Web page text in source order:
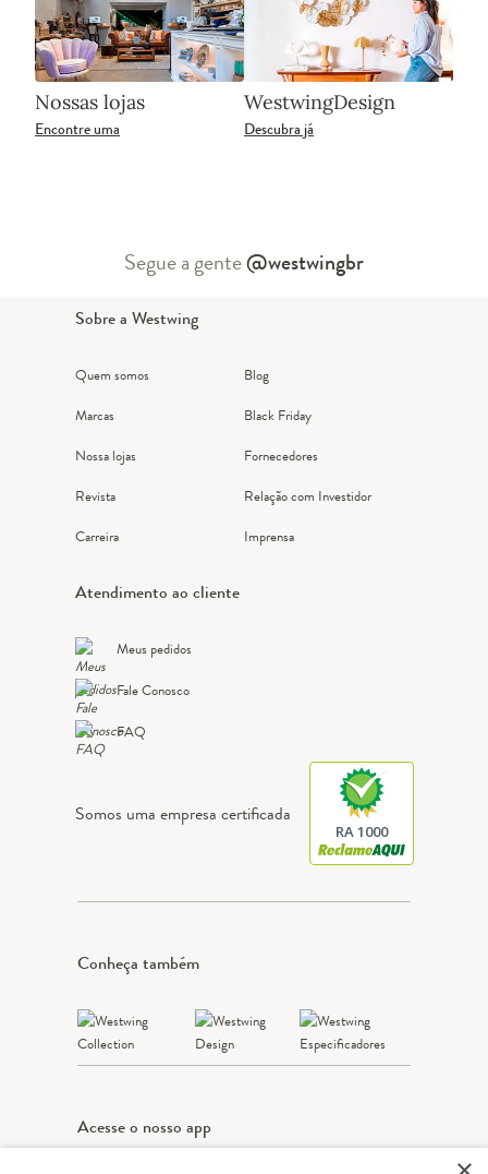
Nossas lojas
Encontre uma
WestwingDesign
Descubra já
Segue a gente@westwingbr
Sobre a Westwing
Quem somos
Marcas
Nossa lojas
Revista
Carreira
Blog
Black Friday
Fornecedores
Relação com Investidor
Imprensa
Atendimento ao cliente
Meus pedidos
Fale Conosco
FAQ
Somos uma empresa certificada
RA 1000
Conheça também
Acesse o nosso app